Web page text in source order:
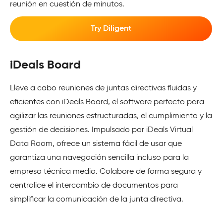
reunión en cuestión de minutos.
Try Diligent
iDeals Board
Lleve a cabo reuniones de juntas directivas fluidas y
eficientes con iDeals Board, el software perfecto para
agilizar las reuniones estructuradas, el cumplimiento y la
gestión de decisiones. Impulsado por iDeals Virtual
Data Room, ofrece un sistema fácil de usar que
garantiza una navegación sencilla incluso para la
empresa técnica media. Colabore de forma segura y
centralice el intercambio de documentos para
simplificar la comunicación de la junta directiva.